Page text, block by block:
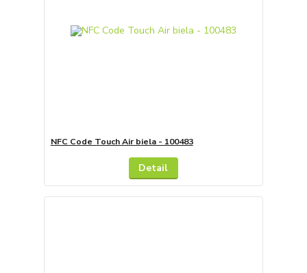
NFC Code Touch Air biela - 100483
Detail